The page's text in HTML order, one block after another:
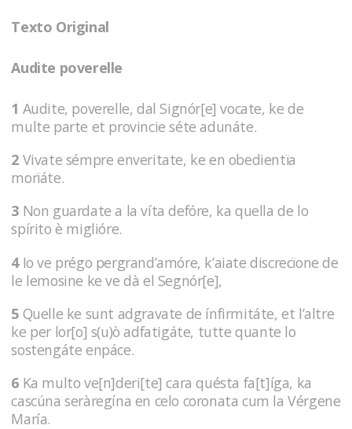
Texto Original
Audite poverelle
1 Audite, poverelle, dal Signór[e] vocate, ke de
multe parte et provincie séte adunáte.
2 Vivate sémpre enveritate, ke en obedientïa
morïáte.
3 Non guardate a la víta defóre, ka quella de lo
spírito è miglióre.
4Io ve prégo pergrand’amóre, k’aiate discrecïone de
le lemosine ke ve dà el Segnór[e],
5 Quelle ke sunt adgravate de ínfirmitáte, et l’altre
ke per lor[o] s(u)ò adfatigáte, tutte quante lo
sostengáte enpáce.
6 Ka multo ve[n]deri[te] cara quésta fa[t]íga, ka
cascúna seràregína en celo coronata cum la Vérgene
María.